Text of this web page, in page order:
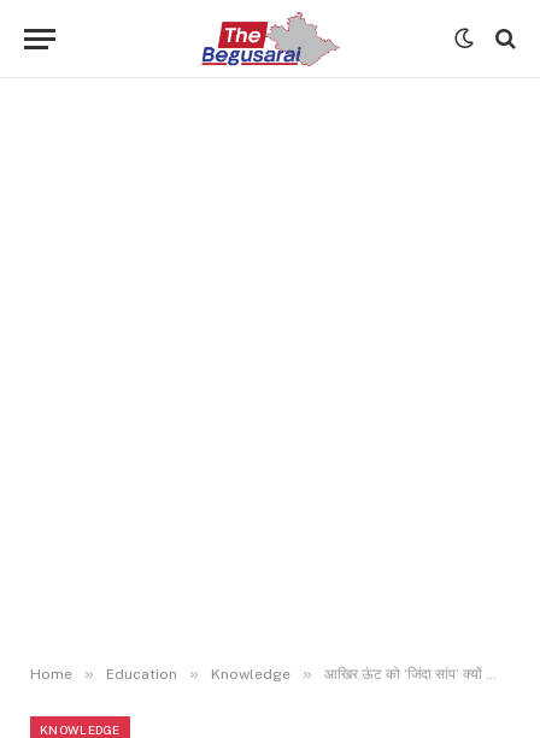
Home » Education » Knowledge » आखिर ऊंट को ‘जिंदा सांप’ क्यों खिलाया जाता है? जानकर आप भी चौंक जाएंगे!
KNOWLEDGE